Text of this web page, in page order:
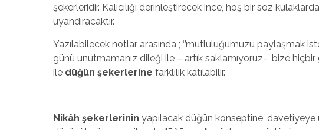
şekerleridir. Kalıcılığı derinleştirecek ince, hoş bir söz
uyandıracaktır.
Yazılabilecek notlar arasında ; ‘’mutluluğumuzu paylaşmak
günü unutmamanız dileği ile – artık saklamıyoruz- bize hiçbir
ile düğün şekerlerine farklılık katılabilir.
Nikâh şekerlerinin yapılacak düğün konseptine, davetiyeye